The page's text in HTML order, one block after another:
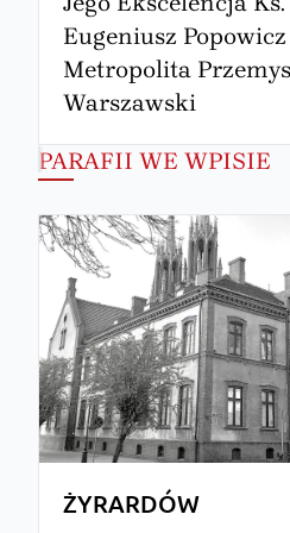
Eugeniusz Popowicz
Metropolita
Warszawski
PARAFII WE WPISIE
ŻYRARDÓW